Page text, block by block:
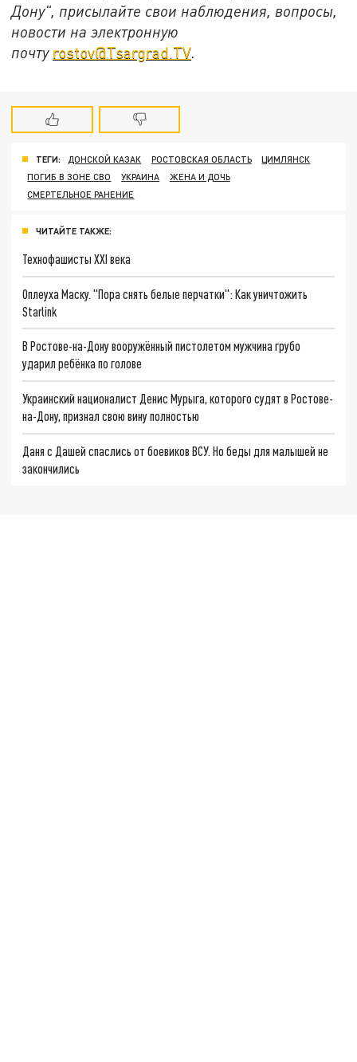
Дону", присылайте свои наблюдения, вопросы,
новости на электронную
почту rostov@Tsargrad.ТV
ТЕГИ: ДОНСКОЙ КАЗАК РОСТОВСКАЯ ОБЛАСТЬ
ЦИМЛЯНСК
ПОГИБ В ЗОНЕ СВО
УКРАИНА
ЖЕНА И ДОЧЬ
СМЕРТЕЛЬНОЕ РАНЕНИЕ
ЧИТАЙТЕ ТАКЖЕ:
Технофашисты XXI века
Оплеуха Маску. "Пора снять белые перчатки": Как уничтожить
Starlink
В Ростове-на-Дону вооружённый пистолетом мужчина грубо
ударил ребёнка по голове
Украинский националист Денис Мурыга, которого судят в Ростове-
на-Дону, признал свою вину полностью
Даня с Дашей спаслись от боевиков ВСУ. Но беды для малышей не
закончились